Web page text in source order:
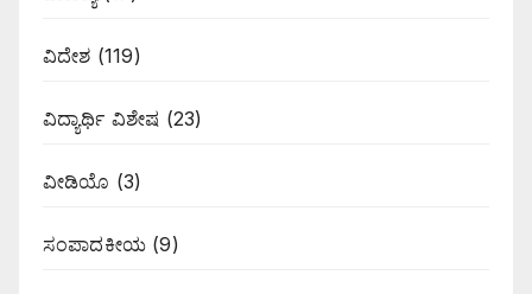
ವಿದೇಶ (119)
ವಿದ್ಯಾರ್ಥಿ ವಿಶೇಷ (23)
ವೀಡಿಯೊ (3)
ಸಂಪಾದಕೀಯ (9)